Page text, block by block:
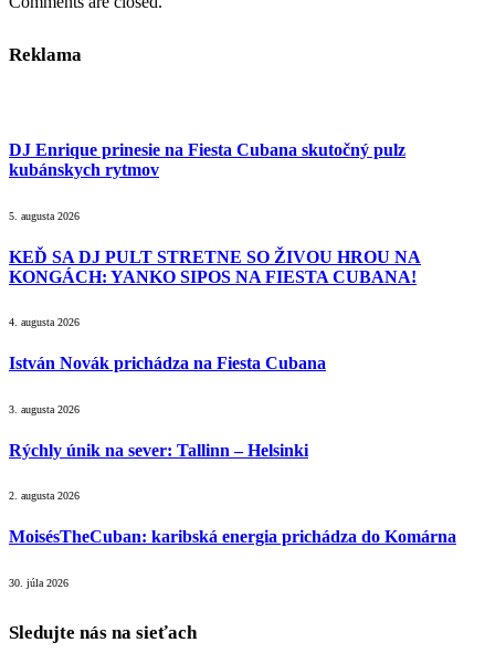
Reklama
DJ Enrique prinesie na Fiesta Cubana skutočný pulz
kubánskych rytmov
5. augusta 2026
KEĎ SA DJ PULT STRETNE SO ŽIVOU HROU NA
KONGÁCH: YANKO SIPOS NA FIESTA CUBANA!
4. augusta 2026
István Novák prichádza na Fiesta Cubana
3. augusta 2026
Rýchly únik na sever: Tallinn – Helsinki
2. augusta 2026
MoisésTheCuban: karibská energia prichádza do Komárna
30. júla 2026
Sledujte nás na sieťach